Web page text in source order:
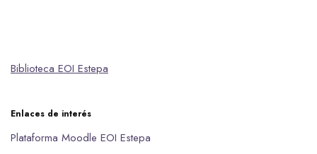
Biblioteca EOI Estepa
Enlaces de interés
Plataforma Moodle EOI Estepa